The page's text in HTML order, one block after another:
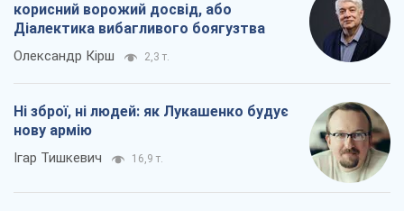
корисний ворожий досвід, або
Діалектика вибагливого боягузтва
Олександр Кірш 2,3 т.
Ні зброї, ні людей: як Лукашенко будує
нову армію
Ігар Тишкевич 16,9 т.